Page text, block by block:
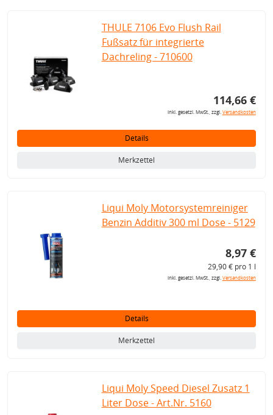
THULE 7106 Evo Flush Rail
Fußsatz für integrierte
Dachreling - 710600
114,66 €
inkl. gesetzl. MwSt., zzgl.Versandkosten
Details
Merkzettel
Liqui Moly Motorsystemreiniger
Benzin Additiv 300 ml Dose - 5129
8,97 €
29,90 € pro 1 l
inkl. gesetzl. MwSt., zzgl.Versandkosten
Details
Merkzettel
Liqui Moly Speed Diesel Zusatz 1
Liter Dose - Art.Nr. 5160